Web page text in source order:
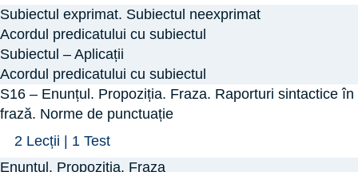
–
Subiectul.
Acordul
predicatului
cu
subiectul
Subiectul exprimat. Subiectul neexprimat
Acordul predicatului cu subiectul
Subiectul – Aplicații
Acordul predicatului cu subiectul
S16 – Enunțul. Propoziția. Fraza. Raporturi sintactice în
frază. Norme de punctuație
Arată
S16
–
2 Lecții
1 Test
Enunțul. Propoziția. Fraza